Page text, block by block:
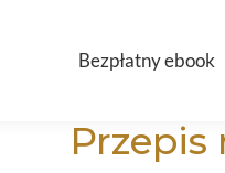
Bezpłatny ebook
Przepis